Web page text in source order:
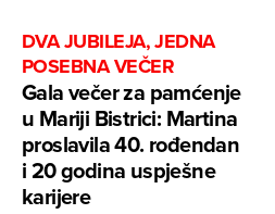
DVA JUBILEJA, JEDNA
POSEBNA VEČER
Gala večer za pamćenje
u Mariji Bistrici: Martina
proslavila 40. rođendan
i 20 godina uspješne
karijere